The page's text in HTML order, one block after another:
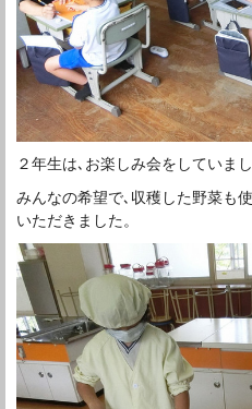
２年生は､お楽しみ会をしていまし
みんなの希望で､収穫した野菜も
いただきました。